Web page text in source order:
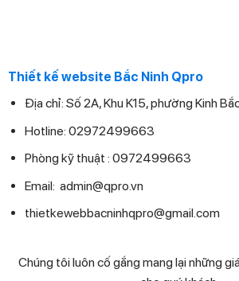
Thiết kế website Bắc Ninh Qpro
Địa chỉ: Số 2A, Khu K15, phường Kinh
Hotline: 02972499663
Phòng kỹ thuật : 0972499663
Email: admin@qpro.vn
thietkewebbacninhqpro@gmail.com
Chúng tôi luôn cố gắng mang lại những